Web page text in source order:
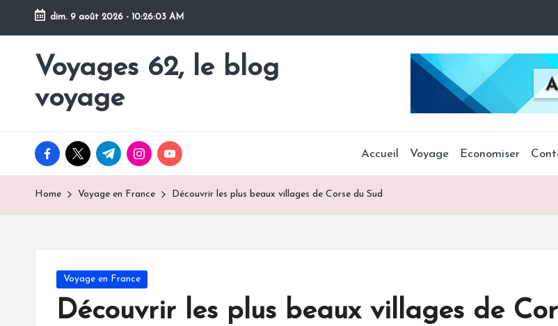
Skip
dim. 9 août 2026 - 10:26:04 AM
Voyages 62, le blog
voyage
Pour
en
facebook.com
twitter.com
t.me instagram.com
youtube.com Accueil Voyage Economiser
Home Voyage en France Découvrir les plus beaux villages de Corse du Sud
Posted
in
Voyage en France
Découvrir les plus beaux villages de